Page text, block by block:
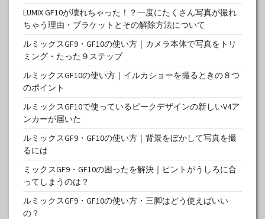
LUMIX GF10が壊れちゃった！？一度にたくさん写真が撮れ
ちゃう理由・ブラケットとその解除方法について
ルミックスGF9・GF10の使い方｜カメラ本体で写真をトリ
ミング・たった９ステップ
ルミックスGF10の使い方｜イルカショーを撮るときの８つ
のポイント
ルミックスGF10で使っているピークデザインの新しいV4ア
ンカーが届いた
ルミックスGF9・GF10の使い方｜背景をぼかして写真を撮
るには
ミックスGF9・GF10の困ったを解決｜ピントがうしろに合
ってしまうのは？
ルミックスGF9・GF10の使い方・三脚はどう使えばいい
の？